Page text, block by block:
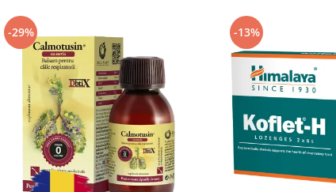
-29% -13%